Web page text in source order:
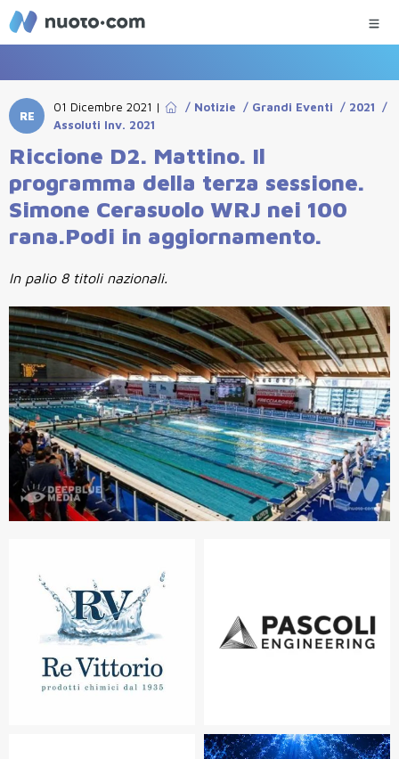
RE
01 Dicembre 2021 | / Notizie / Grandi Eventi / 2021 /
Assoluti Inv. 2021
Riccione D2. Mattino. Il
programma della terza sessione.
Simone Cerasuolo WRJ nei 100
rana.Podi in aggiornamento.
In palio 8 titoli nazionali.